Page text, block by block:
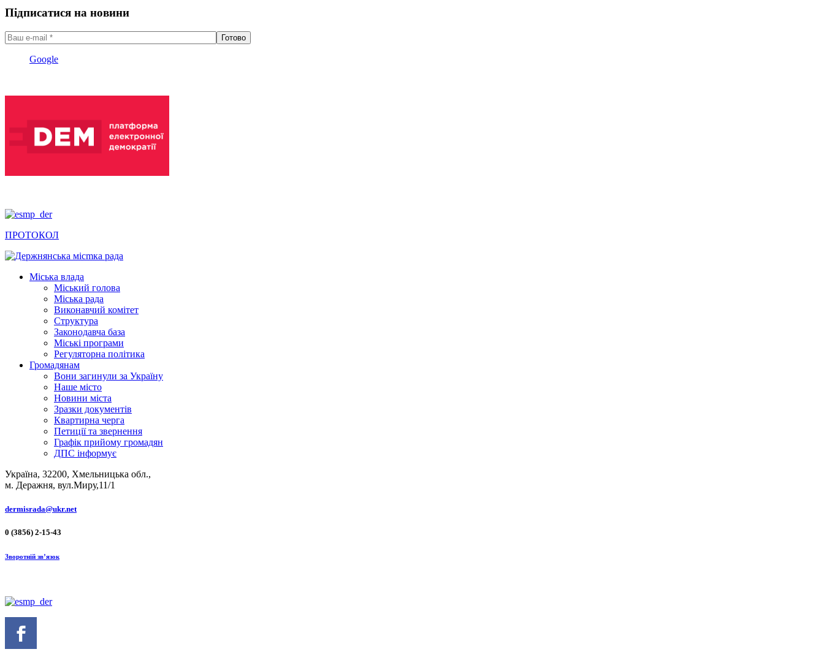
Підписатися на новини
Google
ПРОТОКОЛ
Міська влада
Міський голова
Міська рада
Виконавчий комітет
Структура
Законодавча база
Міські програми
Регуляторна політика
Громадянам
Вони загинули за Україну
Наше місто
Новини міста
Зразки документів
Квартирна черга
Петиції та звернення
Графік прийому громадян
ДПС інформує
Україна, 32200, Хмельницька обл.,
м. Деражня, вул.Миру,11/1
dermisrada@ukr.net
0 (3856) 2-15-43
Зворотній зв’язок